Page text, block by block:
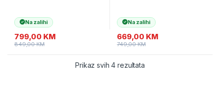
Na zalihi
799,00 KM
849,00KM
Na zalihi
669,00 KM
749,00KM
Prikaz svih 4 rezultata